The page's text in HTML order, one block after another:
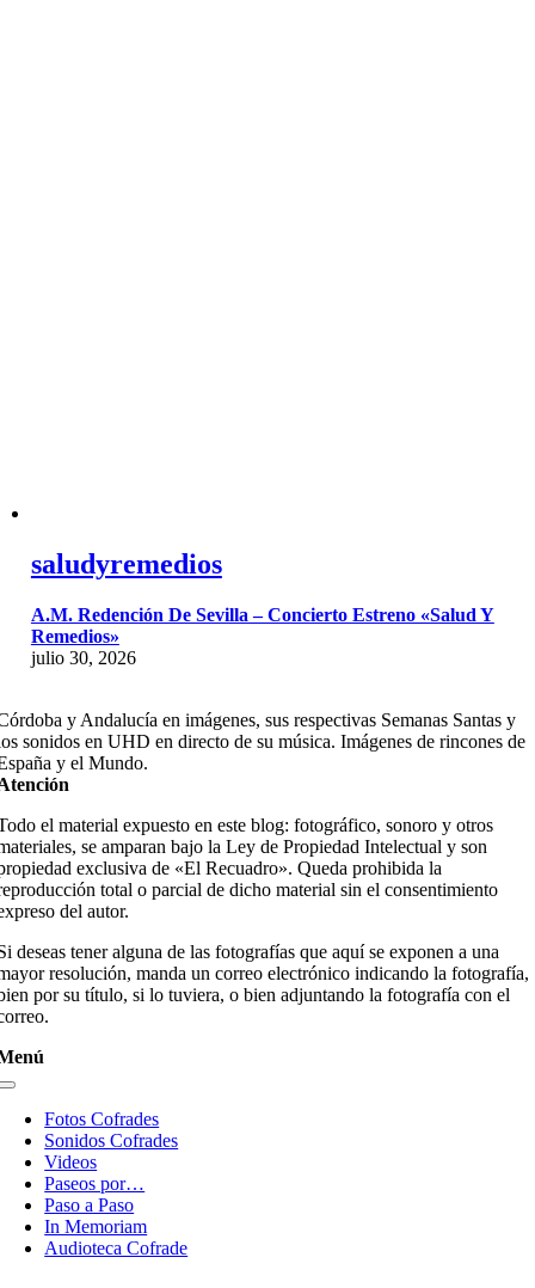
saludyremedios
A.M. Redención De Sevilla – Concierto Estreno «Salud Y
Remedios»
julio 30, 2026
y Andalucía en imágenes, sus respectivas Semanas Santas y
sonidos en UHD en directo de su música. Imágenes de rincones de
y el Mundo.
el material expuesto en este blog: fotográfico, sonoro y otros
se amparan bajo la Ley de Propiedad Intelectual y son
exclusiva de «El Recuadro». Queda prohibida la
total o parcial de dicho material sin el consentimiento
del autor.
deseas tener alguna de las fotografías que aquí se exponen a una
resolución, manda un correo electrónico indicando la fotografía,
por su título, si lo tuviera, o bien adjuntando la fotografía con el
Toggle
NavigationFotos Cofrades
Sonidos Cofrades
Videos
Paseos por…
Paso a Paso
In Memoriam
Audioteca Cofrade